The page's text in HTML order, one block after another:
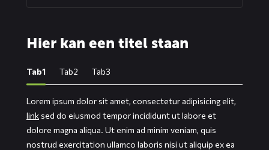
Hier kan een titel staan
Tab1 Tab2 Tab3
Lorem ipsum dolor sit amet, consectetur adipisicing elit,
link sed do eiusmod tempor incididunt ut labore et
dolore magna aliqua. Ut enim ad minim veniam, quis
nostrud exercitation ullamco laboris nisi ut aliquip ex ea